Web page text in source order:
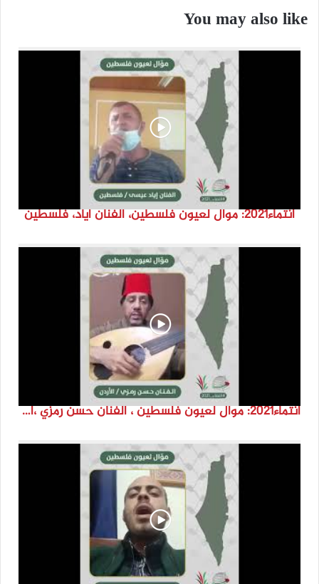
You may also like
انتماء2021: موال لعيون فلسطين، الفنان اياد، فلسطين
انتماء2021: موال لعيون فلسطين ، الفنان حسن رمزي ،الاردن